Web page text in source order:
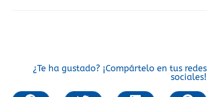
¿Te ha gustado? ¡Compártelo en tus redes
sociales!